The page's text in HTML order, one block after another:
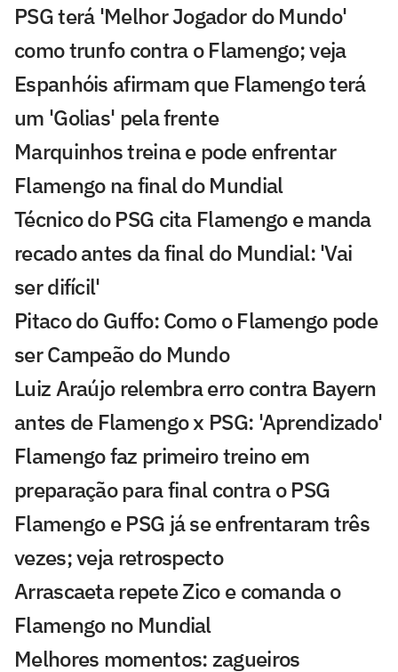
PSG terá 'Melhor Jogador do Mundo'
como trunfo contra o Flamengo; veja
Espanhóis afirmam que Flamengo terá
um 'Golias' pela frente
Marquinhos treina e pode enfrentar
Flamengo na final do Mundial
Técnico do PSG cita Flamengo e manda
recado antes da final do Mundial: 'Vai
ser difícil'
Pitaco do Guffo: Como o Flamengo pode
ser Campeão do Mundo
Luiz Araújo relembra erro contra Bayern
antes de Flamengo x PSG: 'Aprendizado'
Flamengo faz primeiro treino em
preparação para final contra o PSG
Flamengo e PSG já se enfrentaram três
vezes; veja retrospecto
Arrascaeta repete Zico e comanda o
Flamengo no Mundial
Melhores momentos: zagueiros